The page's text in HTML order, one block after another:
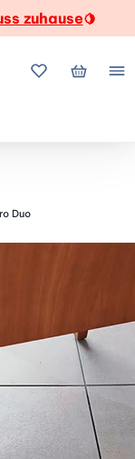
zuhause🍋
MeineMein
Duo